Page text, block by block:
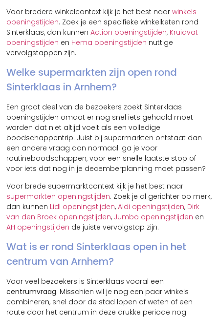
Voor bredere winkelcontext kijk je het best naarwinkels
openingstijden. Zoek je een specifieke winkelketen rond
Sinterklaas, dan kunnenAction openingstijden, Kruidvat
openingstijden en Hema openingstijden nuttige
vervolgstappen zijn.
Welke supermarkten zijn open rond
Sinterklaas in Arnhem?
Een groot deel van de bezoekers zoekt Sinterklaas
openingstijden omdat er nog snel iets gehaald moet
worden dat niet altijd voelt als een volledige
boodschappentrip. Juist bij supermarkten ontstaat dan
een andere vraag dan normaal: ga je voor
routineboodschappen, voor een snelle laatste stop of
voor iets dat nog in je decemberplanning moet passen?
Voor brede supermarktcontext kijk je het best naar
supermarkten openingstijden. Zoek je al gerichter op merk,
dan kunnen Lidl openingstijden,Aldi openingstijden, Dirk
van den Broek openingstijden, Jumbo openingstijden en
AH openingstijden de juiste vervolgstap zijn.
Wat is er rond Sinterklaas open in het
centrum van Arnhem?
Voor veel bezoekers is Sinterklaas vooral een
centrumvraag. Misschien wil je nog een paar winkels
combineren, snel door de stad lopen of weten of een
route door het centrum in deze drukke periode nog